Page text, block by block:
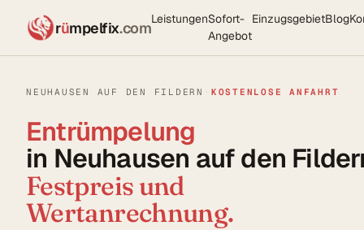
rümpelfix.comLeistungenSofort-
Angebot
EinzugsgebietBlog
NEUHAUSEN AUF DEN FILDERN · KOSTENLOSE ANFAHRT
Entrümpelung
in Neuhausen auf den
Festpreis und
Wertanrechnung.